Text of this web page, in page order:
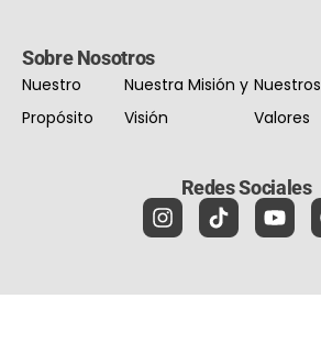
Sobre Nosotros
Nuestro
Propósito
Nuestra Misión y
Visión
Nuestros
Valores
Redes Sociales